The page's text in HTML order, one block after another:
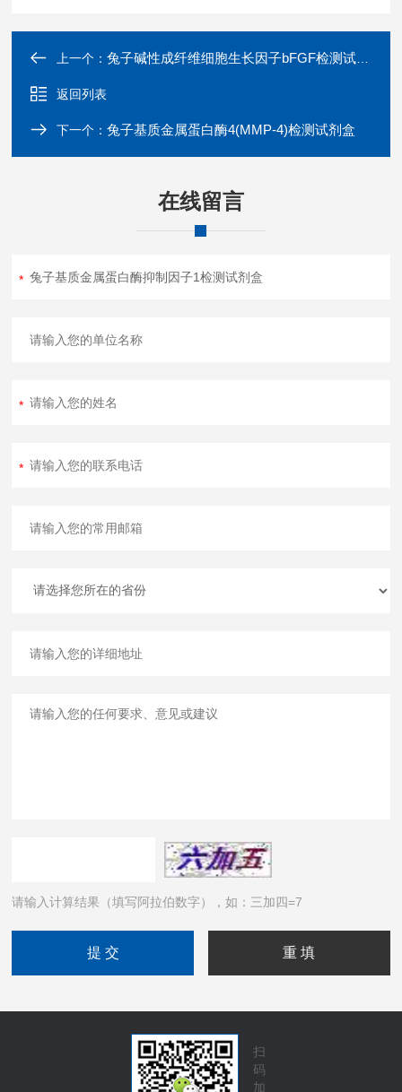
上一个：兔子碱性成纤维细胞生长因子bFGF检测试剂盒
返回列表
下一个：兔子基质金属蛋白酶4(MMP-4)检测试剂盒
在线留言
请输入计算结果（填写阿拉伯数字），如：三加四=7
扫
码
加